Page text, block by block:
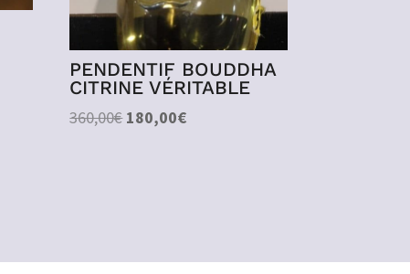
PENDENTIF BOUDDHA
CITRINE VÉRITABLE
360,00€ Le
180,00€Le